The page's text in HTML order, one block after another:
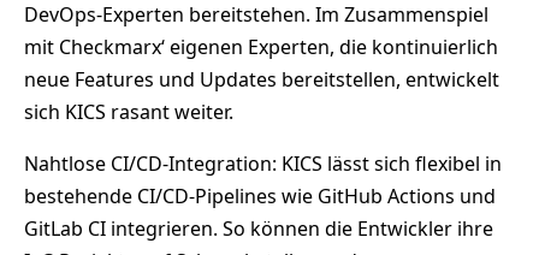
DevOps-Experten bereitstehen. Im Zusammenspiel
mit Checkmarx‘ eigenen Experten, die kontinuierlich
neue Features und Updates bereitstellen, entwickelt
sich KICS rasant weiter.
Nahtlose CI/CD-Integration: KICS lässt sich flexibel in
bestehende CI/CD-Pipelines wie GitHub Actions und
GitLab CI integrieren. So können die Entwickler ihre